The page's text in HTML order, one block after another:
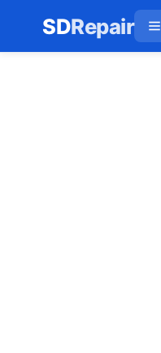
SDRepair